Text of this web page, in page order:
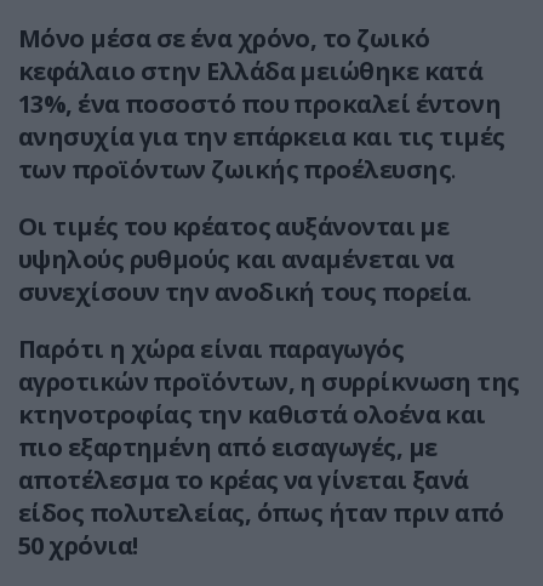
Μόνο μέσα σε ένα χρόνο, το ζωικό
κεφάλαιο στην Ελλάδα μειώθηκε κατά
13%, ένα ποσοστό που προκαλεί έντονη
ανησυχία για την επάρκεια και τις τιμές
των προϊόντων ζωικής προέλευσης.
Οι τιμές του κρέατος αυξάνονται με
υψηλούς ρυθμούς και αναμένεται να
συνεχίσουν την ανοδική τους πορεία.
Παρότι η χώρα είναι παραγωγός
αγροτικών προϊόντων, η συρρίκνωση της
κτηνοτροφίας την καθιστά ολοένα και
πιο εξαρτημένη από εισαγωγές, με
αποτέλεσμα το κρέας να γίνεται ξανά
είδος πολυτελείας, όπως ήταν πριν από
50 χρόνια!